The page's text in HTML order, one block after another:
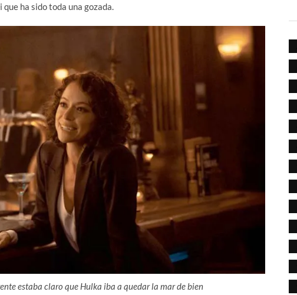
ha sido toda una gozada.
estaba claro que Hulka iba a quedar la mar de bien